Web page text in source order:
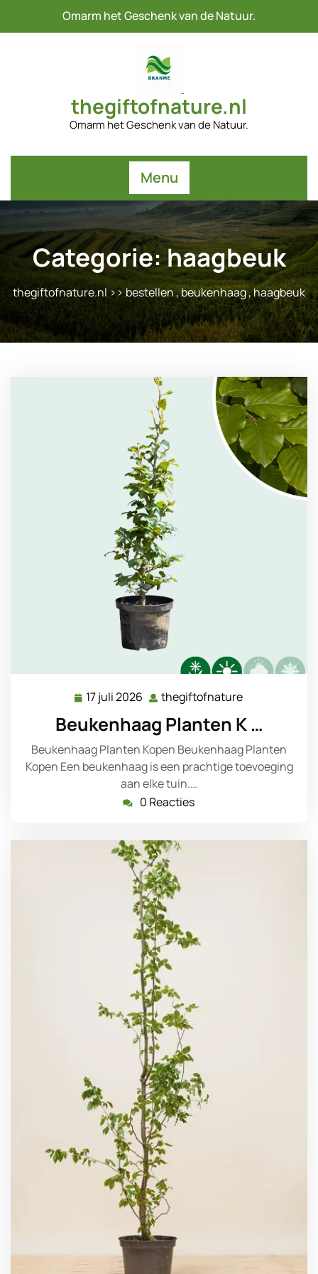
Omarm het Geschenk van de Natuur.
thegiftofnature.nl
Omarm het Geschenk van de Natuur.
Menu
Categorie:haagbeuk
thegiftofnature.nl>>bestellen,beukenhaag,haagbeuk
17 juli 2026 17
2026
thegiftofnature
Beukenhaag Planten K …
Beukenhaag Planten Kopen Beukenhaag Planten
Kopen Een beukenhaag is een prachtige toevoeging
aan elke tuin.…
0 Reacties